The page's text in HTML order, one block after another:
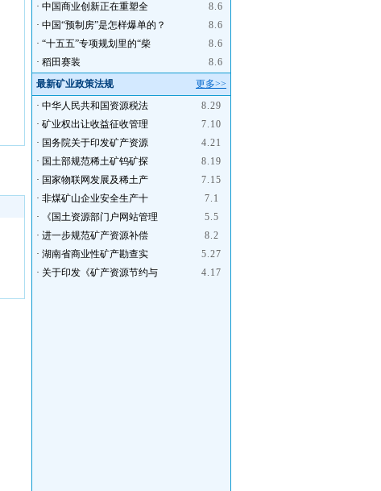
· 中国商业创新正在重塑全
8.6
· 中国“预制房”是怎样爆单的？
8.6
· “十五五”专项规划里的“柴
8.6
· 稻田赛装
8.6
最新矿业政策法规
更多>>
· 中华人民共和国资源税法
8.29
· 矿业权出让收益征收管理
7.10
· 国务院关于印发矿产资源
4.21
· 国土部规范稀土矿钨矿探
8.19
· 国家物联网发展及稀土产
7.15
· 非煤矿山企业安全生产十
7.1
·
《国土资源部门户网站管理
5.5
· 进一步规范矿产资源补偿
8.2
· 湖南省商业性矿产勘查实
5.27
· 关于印发《矿产资源节约与 4.17